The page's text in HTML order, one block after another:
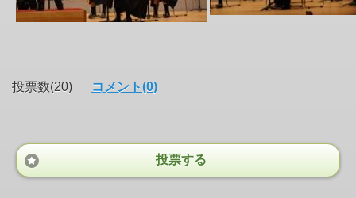
投票数(20) コメント(0)
投票する